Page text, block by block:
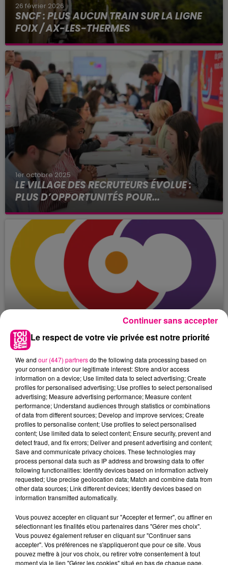
26 février 2026
SNCF : PLUS AUCUN TRAIN SUR LA LIGNE
FOIX / AX-LES-THERMES
Fermé à la circulation depuis le 18 février, le
tronçon reliant Foix à Ax-les-Thermes (Ariège)
ne rouvrira pas avant plusieurs mois, selon SNCF
Réseau...
1er octobre 2025
LE VILLAGE DES RECRUTEURS ÉVOLUE :
PLUS D’OPPORTUNITÉS POUR...
Vous êtes en recherche d’emploi ou en
reconversion ? Vous connaissez peut-être déjà
Le Village des Recruteurs dont la prochaine
édition se déroulera les 8 et...
10 juin 2025
CONSULTANT.E RH INDÉPENDANT.E
Notre cabinet digital, il n’est pas comme les
autres : 100 % tourné vers l’emploi des jeunes,
tous secteurs confondus, partout en France, un
projet sociétal,...
23 mai 2025
GAGNER DES CADEAUX LORS DE «
TOULOUSE...
Vendredi 30 mai
Le respect de votre vie privée est notre priorité
We and our (447) partnersdo the following data processing based on
your consent and/or our legitimate interest: Store and/or access
information on a device; Use limited data to select advertising; Create
profiles for personalised advertising; Use profiles to select personalised
advertising; Measure advertising performance; Measure content
performance; Understand audiences through statistics or combinations
of data from different sources; Develop and improve services; Create
profiles to personalise content; Use profiles to select personalised
content; Use limited data to select content; Ensure security, prevent and
detect fraud, and fix errors; Deliver and present advertising and content;
Save and communicate privacy choices. These technologies may
process personal data such as IP address and browsing data to offer
following functionalities: Identify devices based on information actively
requested; Use precise geolocation data; Match and combine data from
other data sources; Link different devices; Identify devices based on
information transmitted automatically.
Vous pouvez accepter en cliquant sur "Accepter et fermer", ou affiner en
sélectionnant les finalités et/ou partenaires dans "Gérer mes choix".
Vous pouvez également refuser en cliquant sur "Continuer sans
accepter". Vos préférences ne s'appliqueront que pour ce site. Vous
pouvez mettre à jour vos choix, ou retirer votre consentement à tout
moment via le lien "Gérer les cookies" situé en bas de chaque page.
Continuer sans accepter